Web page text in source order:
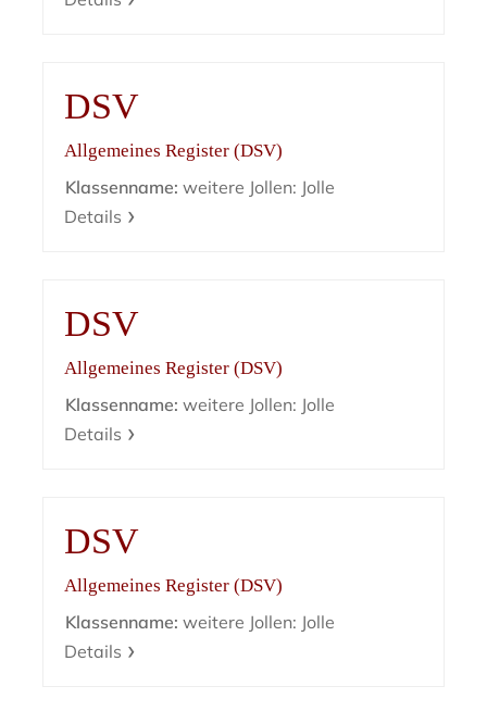
DSV
Allgemeines Register (DSV)
Klassenname: weitere Jollen: Jolle
Details
DSV
Allgemeines Register (DSV)
Klassenname: weitere Jollen: Jolle
Details
DSV
Allgemeines Register (DSV)
Klassenname: weitere Jollen: Jolle
Details